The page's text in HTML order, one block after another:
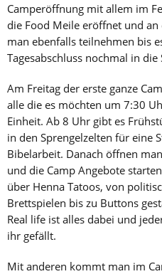
Camperöffnung mit allem im
die Food Meile eröffnet und
man ebenfalls teilnehmen bis
Tagesabschluss nochmal in die
Am Freitag der erste ganze
alle die es möchten um 7:30
Einheit. Ab 8 Uhr gibt es
in den Sprengelzelten für eine
Bibelarbeit. Danach öffnen
und die Camp Angebote
über Henna Tatoos, von
Brettspielen bis zu Buttons
Real life ist alles dabei und
ihr gefällt.
Mit anderen kommt man im